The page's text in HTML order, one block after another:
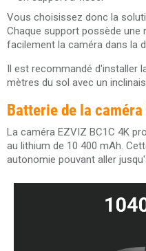
Vous choisissez donc la
Chaque support possède
facilement la caméra dans la
Il est recommandé d'installer
mètres du sol avec un
Batterie de la caméra
La caméra EZVIZ BC1C 4K
au lithium de 10 400 mAh.
autonomie pouvant aller